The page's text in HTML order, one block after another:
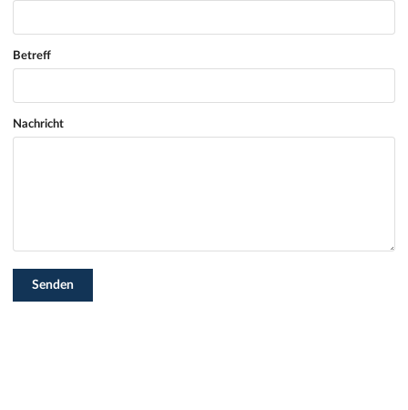
Betreff
Nachricht
Senden